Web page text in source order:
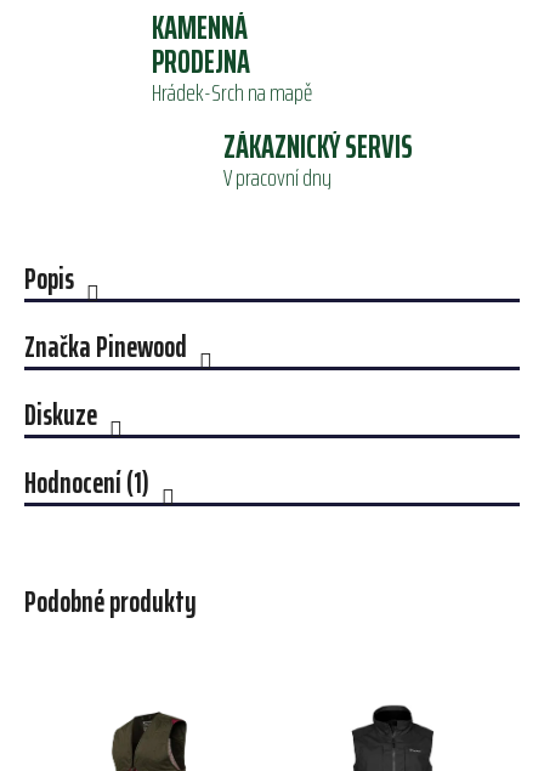
KAMENNÁ
PRODEJNA
Hrádek-Srch na mapě
ZÁKAZNICKÝ SERVIS
V pracovní dny
Popis
ZnačkaPinewood
Diskuze
Hodnocení (1)
Podobné produkty